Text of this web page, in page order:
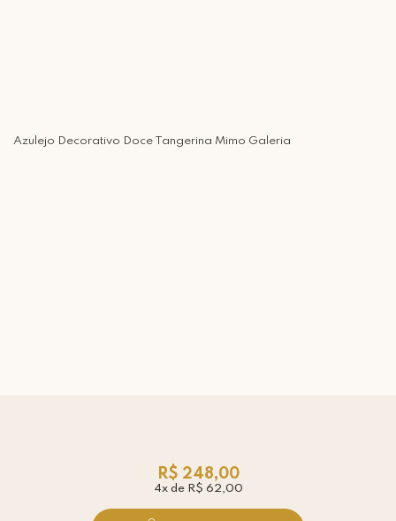
Azulejo Decorativo Doce Tangerina Mimo Galeria
R$ 248,00
4x de R$ 62,00